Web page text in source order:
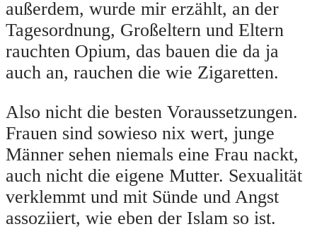
außerdem, wurde mir erzählt, an der
Tagesordnung, Großeltern und Eltern
rauchten Opium, das bauen die da ja
auch an, rauchen die wie Zigaretten.
Also nicht die besten Voraussetzungen.
Frauen sind sowieso nix wert, junge
Männer sehen niemals eine Frau nackt,
auch nicht die eigene Mutter. Sexualität
verklemmt und mit Sünde und Angst
assoziiert, wie eben der Islam so ist.